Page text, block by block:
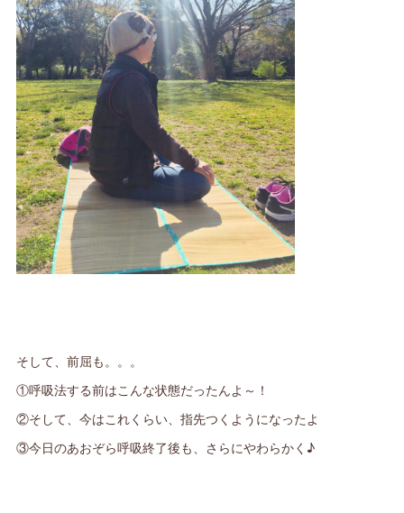
そして、前屈も。。。
①呼吸法する前はこんな状態だったんよ～！
②そして、今はこれくらい、指先つくようになったよ
③今日のあおぞら呼吸終了後も、さらにやわらかく♪